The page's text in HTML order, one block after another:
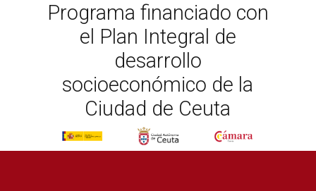
Programa financiado con
el Plan Integral de
desarrollo
socioeconómico de la
Ciudad de Ceuta